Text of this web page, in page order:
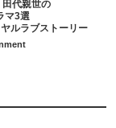
田代親世の
マ3選
ルラブストーリー